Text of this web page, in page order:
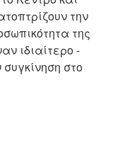
την
της
ιδιαίτερο -
στο